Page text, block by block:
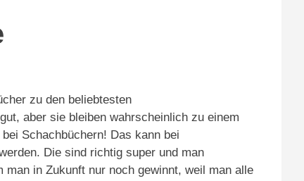
zu den beliebtesten
aber sie bleiben wahrscheinlich zu einem
Schachbüchern! Das kann bei
Die sind richtig super und man
in Zukunft nur noch gewinnt, weil man alle